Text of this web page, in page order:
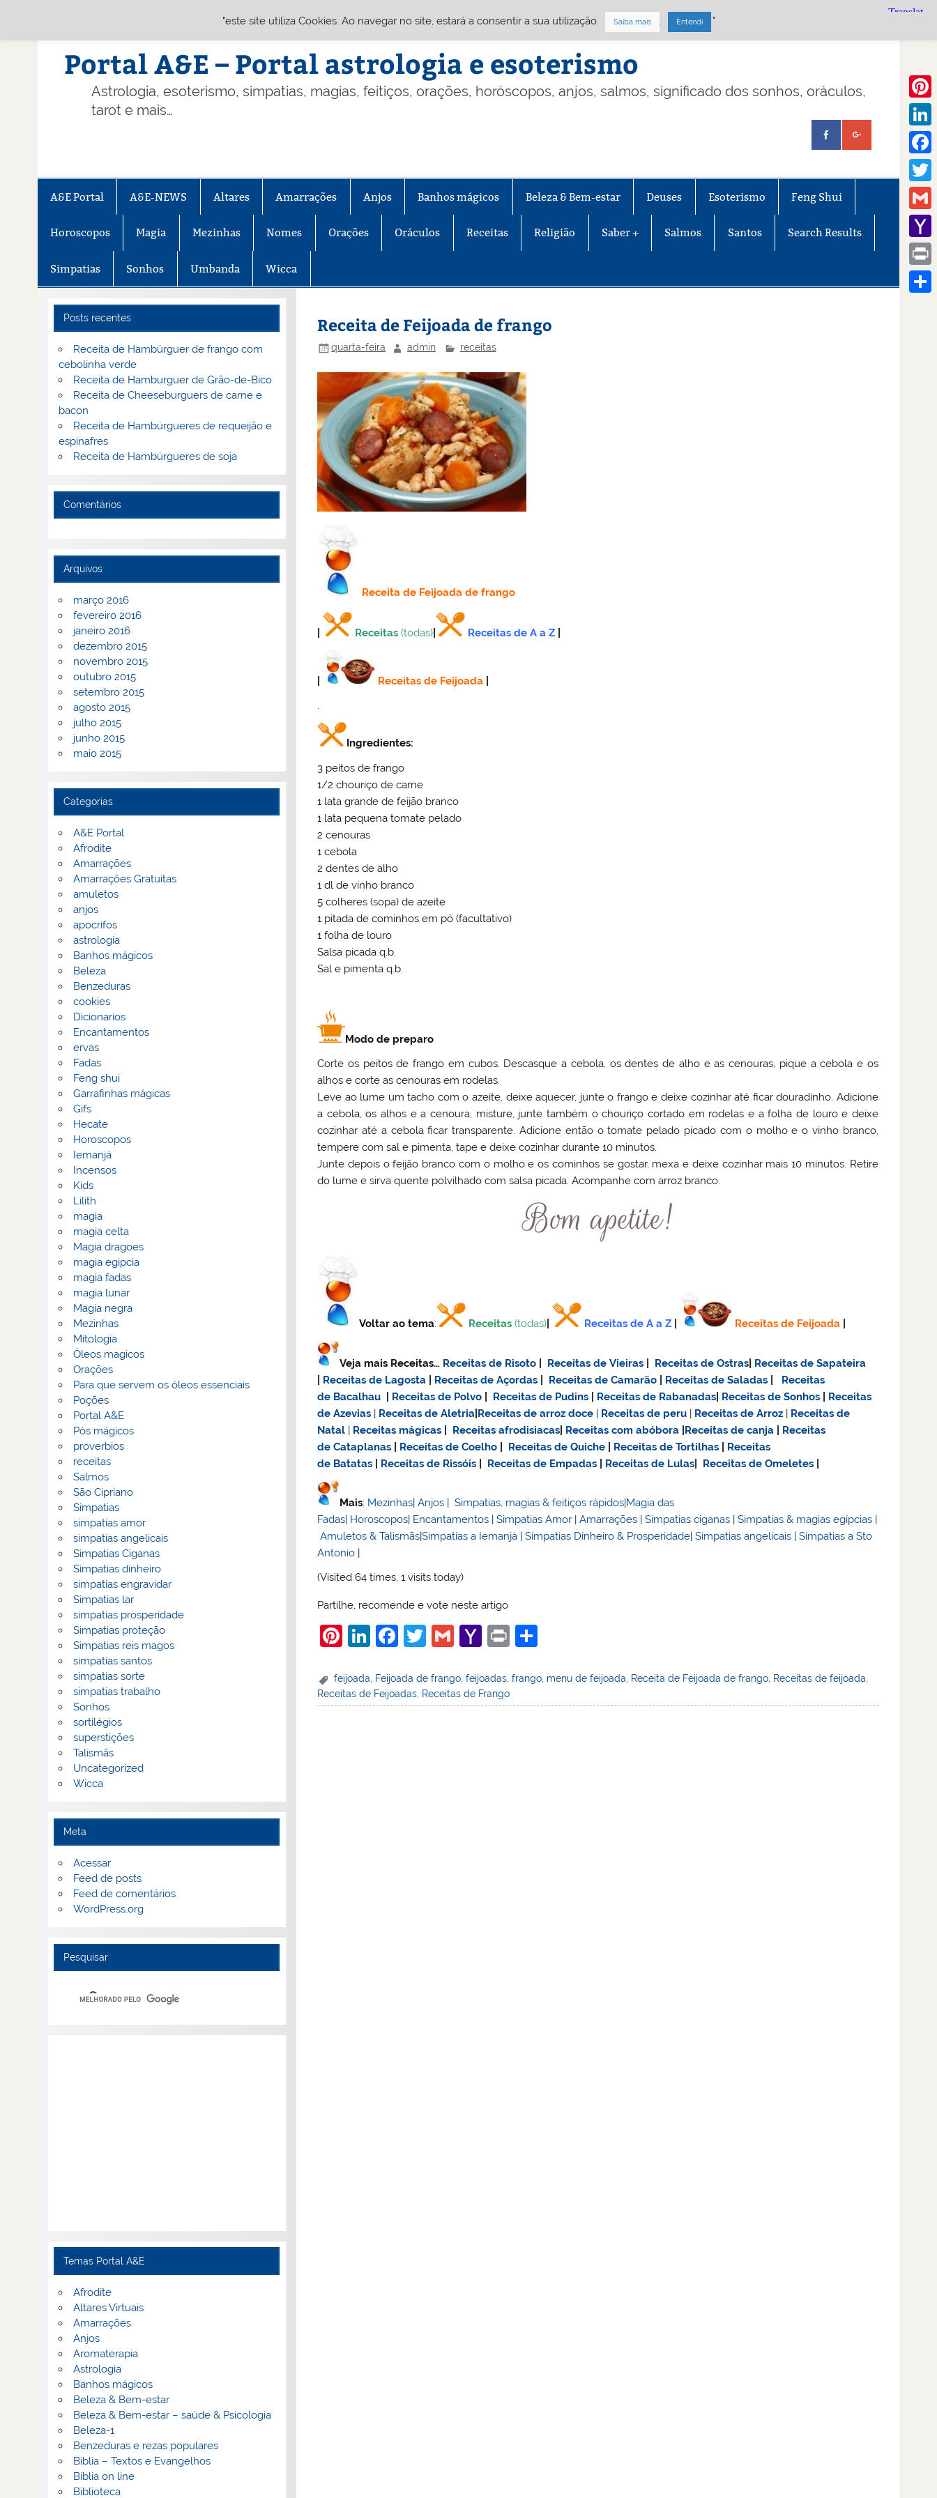
Portal A&E – Portal astrologia e esoterismo
Astrologia, esoterismo, simpatias, magias, feitiços, orações, horóscopos, anjos, salmos, significado dos sonhos, oráculos,
tarot e mais…
A&E Portal A&E-NEWS Altares Amarrações Anjos Banhos mágicos Beleza & Bem-estar Deuses Esoterismo Feng Shui
Horoscopos Magia Mezinhas Nomes Orações Oráculos Receitas Religião Saber + Salmos Santos Search Results
Simpatias Sonhos Umbanda Wicca
Receita de Feijoada de frango
quarta-feira admin receitas
Receitade Feijoada de frango
Receitas (todas) Receitas de A a Z
Receitas de Feijoada
.
Ingredientes:
3 peitos de frango
1/2 chouriço de carne
1 lata grande de feijão branco
1 lata pequena tomate pelado
2 cenouras
1 cebola
2 dentes de alho
1 dl de vinho branco
5 colheres (sopa) de azeite
1 pitada de cominhos em pó (facultativo)
1 folha de louro
Salsa picada q.b.
Sal e pimenta q.b.
Modo de preparo
Corte os peitos de frango em cubos. Descasque a cebola, os dentes de alho e as cenouras, pique a cebola e os
alhos e corte as cenouras em rodelas.
Leve ao lume um tacho com o azeite, deixe aquecer, junte o frango e deixe cozinhar até ficar douradinho. Adicione
a cebola, os alhos e a cenoura, misture, junte também o chouriço cortado em rodelas e a folha de louro e deixe
cozinhar até a cebola ficar transparente. Adicione então o tomate pelado picado com o molho e o vinho branco,
tempere com sal e pimenta, tape e deixe cozinhar durante 10 minutos.
Junte depois o feijão branco com o molho e os cominhos se gostar, mexa e deixe cozinhar mais 10 minutos. Retire
do lume e sirva quente polvilhado com salsa picada. Acompanhe com arroz branco.
Voltar ao tema: Receitas (todas) Receitas de A a Z Receitas de Feijoada
Veja mais Receitas… Receitas de Risoto Receitas de Vieiras Receitas de Ostras Receitas de Sapateira
Receitas de Lagosta Receitas de Açordas Receitas de Camarão Receitas de Saladas
Receitas
de Bacalhau
Receitas de Polvo Receitas de Pudins Receitas de Rabanadas Receitas de Sonhos
Receitas
de Azevias | Receitas de Aletria Receitas dearroz doce | Receitas de peru | Receitas de Arroz | Receitas de
Natal | Receitas mágicas Receitas afrodisiacas Receitas com abóbora Receitas de canja
Receitas
de Cataplanas
Receitas de Coelho Receitas de Quiche Receitas de Tortilhas
Receitas
de Batatas
Receitas de Rissóis Receitas de Empadas Receitas de Lulas Receitas de Omeletes
Mais: Mezinhas|Anjos |Simpatias, magias & feitiços rápidos|Magia das
Fadas| Horoscopos| Encantamentos |Simpatias Amor |Amarrações |Simpatias ciganas |Simpatias & magias egípcias |
Amuletos & Talismãs|Simpatias a Iemanjá |Simpatias Dinheiro & Prosperidade|Simpatias angelicais |Simpatias a Sto
Antonio |
(Visited 64 times, 1 visits today)
Partilhe, recomende e vote neste artigo
Pi
er
e
Li
k
e
F
c
e
T
itt
er
G
ai
l
Y
h
o
Pr
t
ar
e
feijoada Feijoada de frango ,feijoadas ,frango menu de feijoada Receita de Feijoada de frango Receitas de feijoada
Receitas de Feijoadas Receitas de Frango
Posts recentes
Receita de Hambúrguer de frango com
cebolinha verde
Receita de Hamburguer de Grão-de-Bico
Receita de Cheeseburguers de carne e
bacon
Receita de Hambúrgueres de requeijão e
espinafres
Receita de Hambúrgueres de soja
Comentários
Arquivos
março 2016
fevereiro 2016
janeiro 2016
dezembro 2015
novembro 2015
outubro 2015
setembro 2015
agosto 2015
julho 2015
junho 2015
maio 2015
Categorias
A&E Portal
Afrodite
Amarrações
Amarrações Gratuitas
amuletos
anjos
apocrifos
astrologia
Banhos mágicos
Beleza
Benzeduras
cookies
Dicionarios
Encantamentos
ervas
Fadas
Feng shui
Garrafinhas mágicas
Gifs
Hecate
Horoscopos
Iemanjá
Incensos
Kids
Lilith
magia
magia celta
Magia dragoes
magia egipcia
magia fadas
magia lunar
Magia negra
Mezinhas
Mitologia
Óleos magicos
Orações
Para que servem os óleos essenciais
Poções
Portal A&E
Pós mágicos
proverbios
receitas
Salmos
São Cipriano
Simpatias
simpatias amor
simpatias angelicais
Simpatias Ciganas
Simpatias dinheiro
simpatias engravidar
Simpatias lar
simpatias prosperidade
Simpatias proteção
Simpatias reis magos
simpatias santos
simpatias sorte
simpatias trabalho
Sonhos
sortilégios
superstições
Talismãs
Uncategorized
Wicca
Meta
Acessar
Feed de posts
Feed de comentários
WordPress.org
Pesquisar
Temas Portal A&E
Afrodite
Altares Virtuais
Amarrações
Anjos
Aromaterapia
Astrologia
Banhos mágicos
Beleza & Bem-estar
Beleza & Bem-estar – saúde & Psicologia
Beleza-1
Benzeduras e rezas populares
Bíblia – Textos e Evangelhos
Biblia on line
Biblioteca
Gmail
Mail
Print
"este site utiliza Cookies. Ao navegar no site, estará a consentir a sua utilização. Saiba mais . Entendi ."